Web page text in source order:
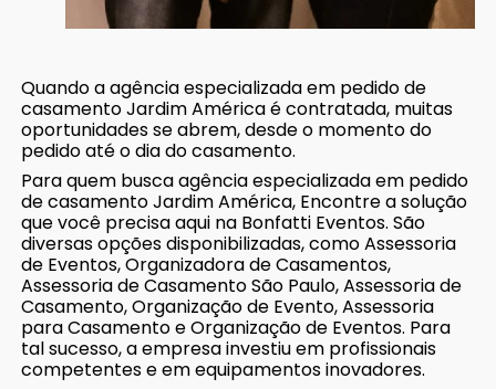
Quando a agência especializada em pedido de
casamento Jardim América é contratada, muitas
oportunidades se abrem, desde o momento do
pedido até o dia do casamento.
Para quem busca agência especializada em pedido
de casamento Jardim América, Encontre a solução
que você precisa aqui na Bonfatti Eventos. São
diversas opções disponibilizadas, como Assessoria
de Eventos, Organizadora de Casamentos,
Assessoria de Casamento São Paulo, Assessoria de
Casamento, Organização de Evento, Assessoria
para Casamento e Organização de Eventos. Para
tal sucesso, a empresa investiu em profissionais
competentes e em equipamentos inovadores.